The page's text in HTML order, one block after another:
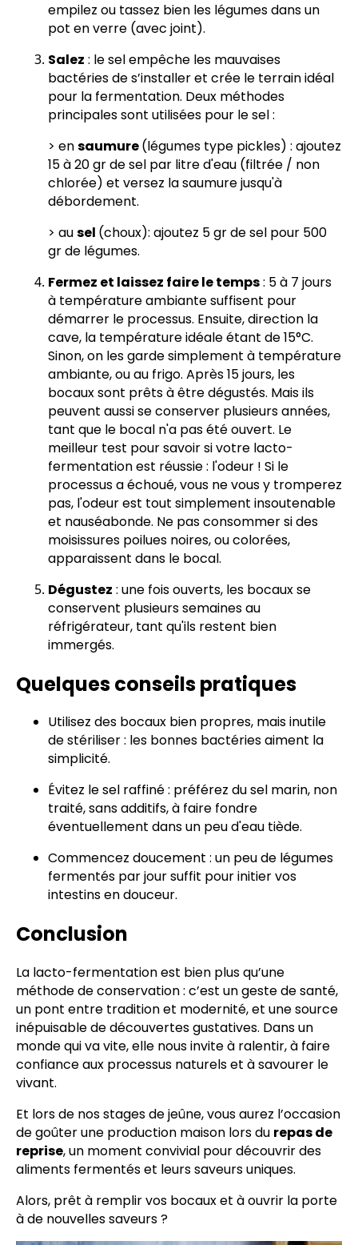
empilez ou tassez bien les légumes dans un
pot en verre (avec joint).
Salez : le sel empêche les mauvaises
bactéries de s’installer et crée le terrain idéal
pour la fermentation. Deux méthodes
principales sont utilisées pour le sel :
> ensaumure(légumes type pickles) : ajoutez
15 à 20 gr de sel par litre d'eau (filtrée / non
chlorée) et versez la saumure jusqu'à
débordement.
> ausel (choux): ajoutez 5 gr de sel pour 500
gr de légumes.
Fermez et laissez faire le temps: 5 à 7 jours
à température ambiante suffisent pour
démarrer le processus. Ensuite, direction la
cave, la température idéale étant de 15°C.
Sinon, on les garde simplement à température
ambiante, ou au frigo. Après 15 jours, les
bocaux sont prêts à être dégustés. Mais ils
peuvent aussi se conserver plusieurs années,
tant que le bocal n'a pas été ouvert. Le
meilleur test pour savoir si votre lacto-
fermentation est réussie : l'odeur ! Si le
processus a échoué, vous ne vous y tromperez
pas, l'odeur est tout simplement insoutenable
et nauséabonde. Ne pas consommer si des
moisissures poilues noires, ou colorées,
apparaissent dans le bocal.
Dégustez : une fois ouverts, les bocaux se
conservent plusieurs semaines au
réfrigérateur, tant qu'ils restent bien
immergés.
Quelques conseils pratiques
Utilisez des bocaux bien propres, mais inutile
de stériliser : les bonnes bactéries aiment la
simplicité.
Évitez le sel raffiné : préférez du sel marin, non
traité, sans additifs, à faire fondre
éventuellement dans un peu d'eau tiède.
Commencez doucement : un peu de légumes
fermentés par jour suffit pour initier vos
intestins en douceur.
Conclusion
La lacto-fermentation est bien plus qu’une
méthode de conservation : c’est un geste de santé,
un pont entre tradition et modernité, et une source
inépuisable de découvertes gustatives. Dans un
monde qui va vite, elle nous invite à ralentir, à faire
confiance aux processus naturels et à savourer le
vivant.
Et lors de nos stages de jeûne, vous aurez l’occasion
de goûter une production maison lors du repas de
reprise, un moment convivial pour découvrir des
aliments fermentés et leurs saveurs uniques.
Alors, prêt à remplir vos bocaux et à ouvrir la porte
à de nouvelles saveurs ?